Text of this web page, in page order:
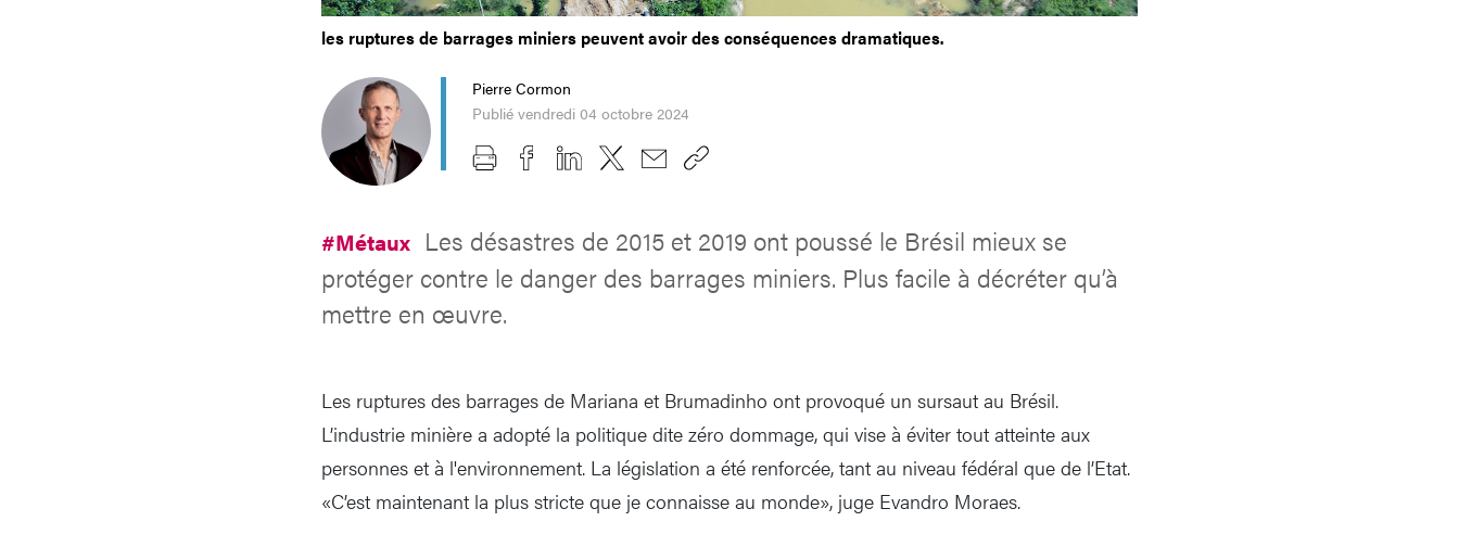
les ruptures de barrages miniers peuvent avoir des conséquences dramatiques.
Pierre Cormon
Publié vendredi 04 octobre 2024
#Métaux Les désastres de 2015 et 2019 ont poussé le Brésil mieux se
protéger contre le danger des barrages miniers. Plus facile à décréter qu’à
mettre en œuvre.
Les ruptures des barrages de Mariana et Brumadinho ont provoqué un sursaut au Brésil.
L’industrie minière a adopté la politique dite zéro dommage, qui vise à éviter tout atteinte aux
personnes et à l'environnement. La législation a été renforcée, tant au niveau fédéral que de l’Etat.
«C’est maintenant la plus stricte que je connaisse au monde», juge Evandro Moraes.